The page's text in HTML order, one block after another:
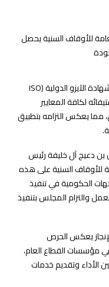
للأوقاف السنية يحصل
حصلت الإدارة العامة للأوقاف السنية على شهادة الآيزو الدولية (ISO
لكافة المعايير
مما يعكس التزامه بتطبيق
بن دعيج آل خليفة رئيس
للأوقاف السنية على هذه
الحكومية في تنفيذ
والتزام المجلس بتنفيذ
يعكس الحرص
مؤسسات القطاع العام،
الأداء وتقديم خدمات